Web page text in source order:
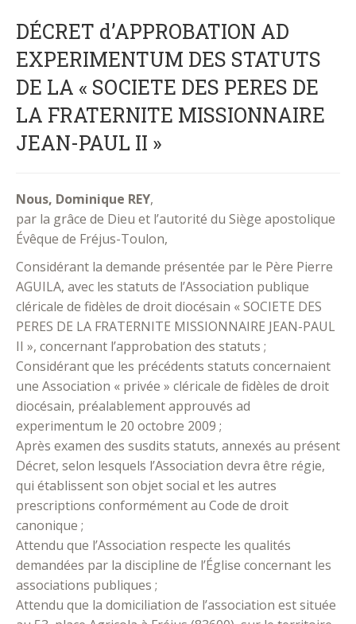
DÉCRET d’APPROBATION AD
EXPERIMENTUM DES STATUTS
DE LA « SOCIETE DES PERES DE
LA FRATERNITE MISSIONNAIRE
JEAN-PAUL II »
Nous, Dominique REY,
par la grâce de Dieu et l’autorité du Siège apostolique
Évêque de Fréjus-Toulon,
Considérant la demande présentée par le Père Pierre
AGUILA, avec les statuts de l’Association publique
cléricale de fidèles de droit diocésain « SOCIETE DES
PERES DE LA FRATERNITE MISSIONNAIRE JEAN-PAUL
II », concernant l’approbation des statuts ;
Considérant que les précédents statuts concernaient
une Association « privée » cléricale de fidèles de droit
diocésain, préalablement approuvés ad
experimentum le 20 octobre 2009 ;
Après examen des susdits statuts, annexés au présent
Décret, selon lesquels l’Association devra être régie,
qui établissent son objet social et les autres
prescriptions conformément au Code de droit
canonique ;
Attendu que l’Association respecte les qualités
demandées par la discipline de l’Église concernant les
associations publiques ;
Attendu que la domiciliation de l’association est située